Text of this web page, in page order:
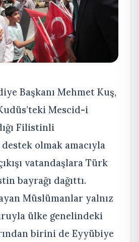
Başkanı Mehmet Kuş,
Mescid-i
Filistinli
olmak amacıyla
vatandaşlara Türk
bayrağı dağıttı.
Müslümanlar yalnız
ülke genelindeki
birini de Eyyübiye